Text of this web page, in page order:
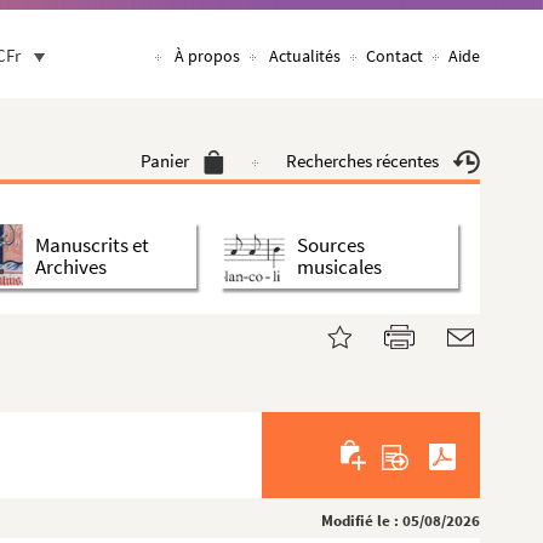
À propos Actualités Contact Aide
Panier Recherches récentes
Manuscrits et
Archives
Sources
musicales
Modifié le : 05/08/2026